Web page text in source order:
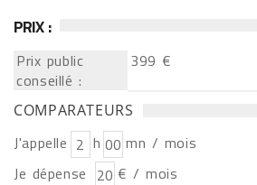
PRIX :
Prix public
conseillé :
399 €
COMPARATEURS
J'appelle h
mn / mois
Je dépense
€ / mois